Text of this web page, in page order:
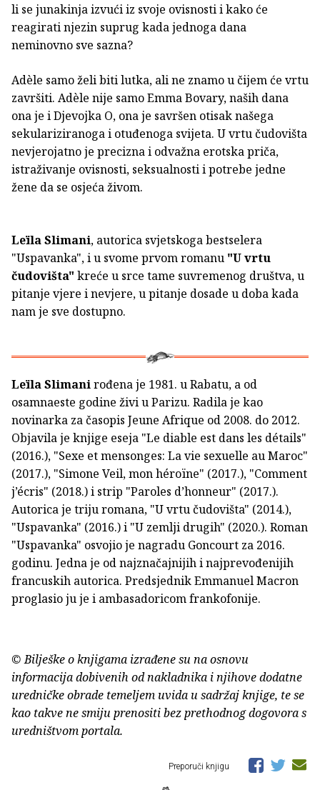
li se junakinja izvući iz svoje ovisnosti i kako će
reagirati njezin suprug kada jednoga dana
neminovno sve sazna?
Adèle samo želi biti lutka, ali ne znamo u čijem će vrtu
završiti. Adèle nije samo Emma Bovary, naših dana
ona je i Djevojka O, ona je savršen otisak našega
sekulariziranoga i otuđenoga svijeta. U vrtu čudovišta
nevjerojatno je precizna i odvažna erotska priča,
istraživanje ovisnosti, seksualnosti i potrebe jedne
žene da se osjeća živom.
Leïla Slimani, autorica svjetskoga bestselera
"Uspavanka", i u svome prvom romanu "U vrtu
čudovišta" kreće u srce tame suvremenog društva, u
pitanje vjere i nevjere, u pitanje dosade u doba kada
nam je sve dostupno.
Leïla Slimanirođena je 1981. u Rabatu, a od
osamnaeste godine živi u Parizu. Radila je kao
novinarka za časopis Jeune Afrique od 2008. do 2012.
Objavila je knjige eseja "Le diable est dans les détails"
(2016.), "Sexe et mensonges: La vie sexuelle au Maroc"
(2017.), "Simone Veil, mon héroïne" (2017.), "Comment
j’écris" (2018.) i strip "Paroles d’honneur" (2017.).
Autorica je triju romana, "U vrtu čudovišta" (2014.),
"Uspavanka" (2016.) i "U zemlji drugih" (2020.). Roman
"Uspavanka" osvojio je nagradu Goncourt za 2016.
godinu. Jedna je od najznačajnijih i najprevođenijih
francuskih autorica. Predsjednik Emmanuel Macron
proglasio ju je i ambasadoricom frankofonije.
© Bilješke o knjigama izrađene su na osnovu
informacija dobivenih od nakladnika i njihove dodatne
uredničke obrade temeljem uvida u sadržaj knjige, te se
kao takve ne smiju prenositi bez prethodnog dogovora s
uredništvom portala.
Preporuči knjigu